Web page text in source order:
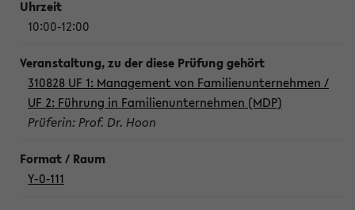
10:00-12:00
310828 UF 1: Management von Familienunternehmen /
UF 2: Führung in Familienunternehmen (MDP)
Prüferin: Prof. Dr. Hoon
Y-0-111